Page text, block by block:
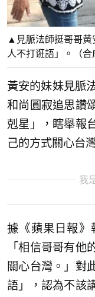
▲見脈法師挺哥哥黃
人不打诳語」。（合
黃安的妹妹見脈
和尚圓寂追思讚
剋星」，瞎舉報
己的方式關心台
我
據《蘋果日報》
「相信哥哥有他
關心台灣。」對
語」，認為不該